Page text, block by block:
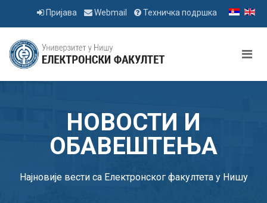
Пријава Webmail Техничка подршка
НОВОСТИ И
ОБАВЕШТЕЊА
Најновије вести са Електронског факултета у Нишу